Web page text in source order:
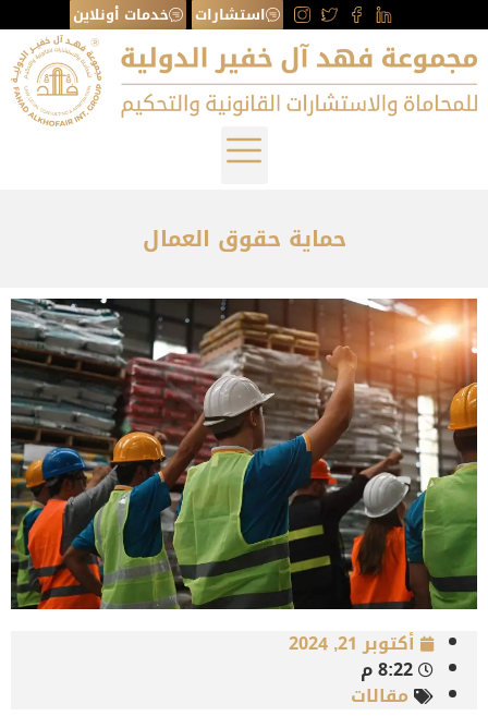
استشارات خدمات أونلاين
حماية حقوق العمال
أكتوبر 21, 2024
8:22 م
مقالات